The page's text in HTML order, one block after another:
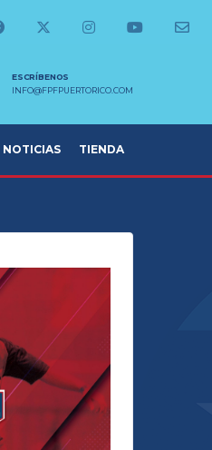
ESCRÍBENOS
INFO@FPFPUERTORICO.COM
NOTICIAS TIENDA